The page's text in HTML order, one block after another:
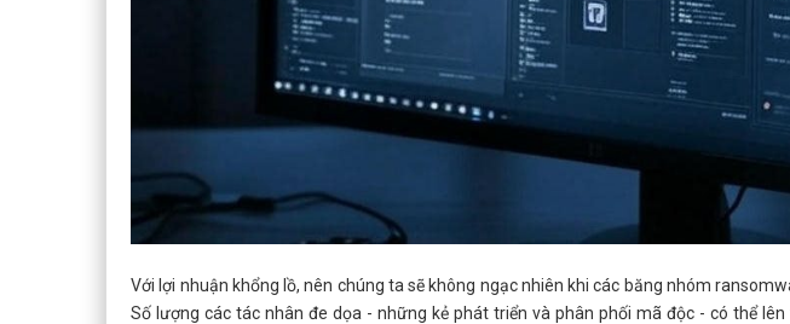
Với lợi nhuận khổng lồ, nên chúng ta sẽ không ngạc nhiên khi các băng nhóm
Số lượng các tác nhân đe dọa - những kẻ phát triển và phân phối mã độc - có thể